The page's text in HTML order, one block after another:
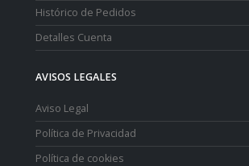
Histórico de Pedidos
Detalles Cuenta
AVISOS LEGALES
Aviso Legal
Política de Privacidad
Política de cookies